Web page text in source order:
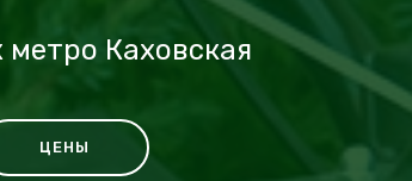
Каховская
ЦЕНЫ